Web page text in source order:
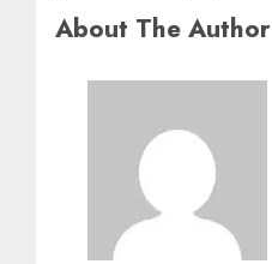
About The Author